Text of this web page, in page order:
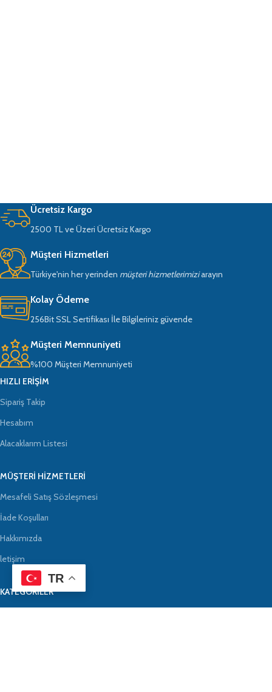
Ücretsiz Kargo
2500 TL ve Üzeri Ücretsiz Kargo
Müşteri Hizmetleri
Türkiye'nin her yerinden müşteri hizmetlerimiziarayın
Kolay Ödeme
256Bit SSL Sertifikası İle Bilgileriniz güvende
Müşteri Memnuniyeti
%100 Müşteri Memnuniyeti
HIZLI ERIŞIM
Sipariş Takip
Hesabım
Alacaklarım Listesi
MÜŞTERI HIZMETLERI
Mesafeli Satış Sözleşmesi
İade Koşulları
Hakkımızda
letişim
KATEGORİLER
TR